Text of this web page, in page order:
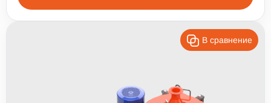
В сравнение